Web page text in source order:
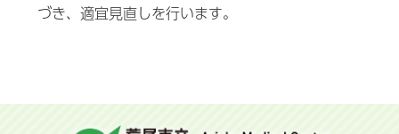
づき、適宜見直しを行います。